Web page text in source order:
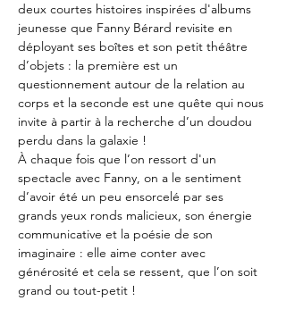
deux courtes histoires inspirées d'albums
jeunesse que Fanny Bérard revisite en
déployant ses boîtes et son petit théâtre
d’objets : la première est un
questionnement autour de la relation au
corps et la seconde est une quête qui nous
invite à partir à la recherche d’un doudou
perdu dans la galaxie !
À chaque fois que l’on ressort d'un
spectacle avec Fanny, on a le sentiment
d’avoir été un peu ensorcelé par ses
grands yeux ronds malicieux, son énergie
communicative et la poésie de son
imaginaire : elle aime conter avec
générosité et cela se ressent, que l’on soit
grand ou tout-petit !